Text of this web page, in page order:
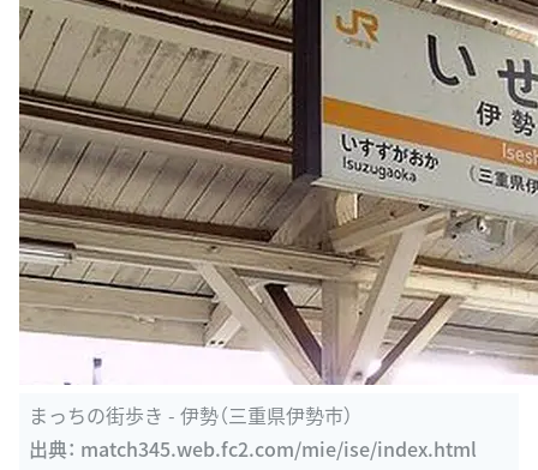
まっちの街歩き - 伊勢（三重県伊勢市）
出典： match345.web.fc2.com/mie/ise/index.html